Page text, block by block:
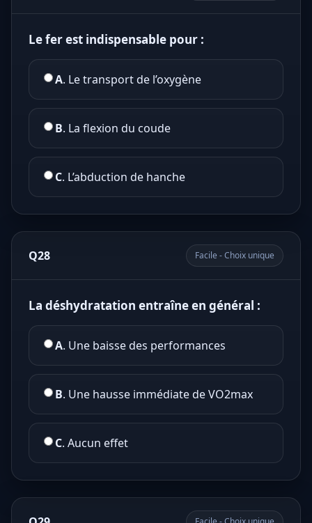
Le fer est indispensable pour :
A. Le transport de l’oxygène
B. La flexion du coude
C. L’abduction de hanche
Q28 Facile - Choix unique
La déshydratation entraîne en général :
A. Une baisse des performances
B. Une hausse immédiate de VO2max
C. Aucun effet